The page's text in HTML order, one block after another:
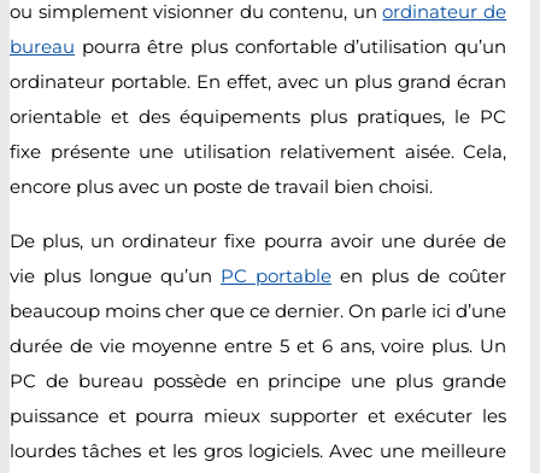
ou simplement visionner du contenu, unordinateur de
bureau pourra être plus confortable d’utilisation qu’un
ordinateur portable. En effet, avec un plus grand écran
orientable et des équipements plus pratiques, le PC
fixe présente une utilisation relativement aisée. Cela,
encore plus avec un poste de travail bien choisi.
De plus, un ordinateur fixe pourra avoir une durée de
vie plus longue qu’un PC portable en plus de coûter
beaucoup moins cher que ce dernier. On parle ici d’une
durée de vie moyenne entre 5 et 6 ans, voire plus. Un
PC de bureau possède en principe une plus grande
puissance et pourra mieux supporter et exécuter les
lourdes tâches et les gros logiciels. Avec une meilleure